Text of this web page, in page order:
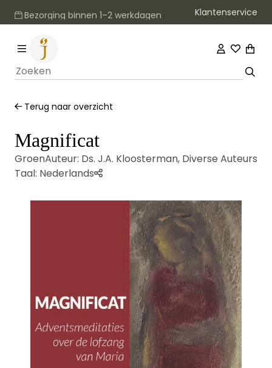
Bezorging binnen 1–2 werkdagen Klantenservice
Terug naar overzicht
Magnificat
GroenAuteur: Ds. J.A. Kloosterman, Diverse Auteurs
Taal: Nederlands